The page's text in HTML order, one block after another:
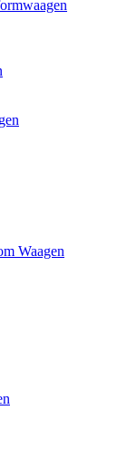
Waagen